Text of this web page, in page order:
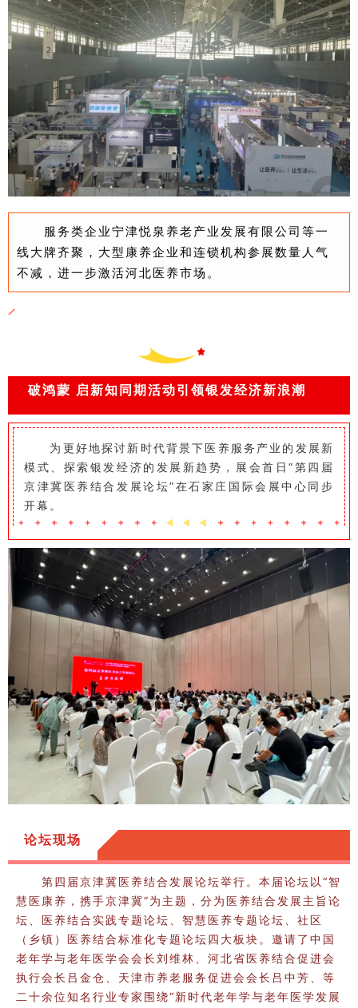
服务类企业宁津悦泉养老产业发展有限公司等一
线大牌齐聚，大型康养企业和连锁机构参展数量人气
不减，进一步激活河北医养市场。
破鸿蒙 启新知同期活动引领银发经济新浪潮
为更好地探讨新时代背景下医养服务产业的发展新
模式、探索银发经济的发展新趋势，展会首日“第四届
京津冀医养结合发展论坛”在石家庄国际会展中心同步
开幕。
论坛现场
第四届京津冀医养结合发展论坛举行。本届论坛以“智
慧医康养，携手京津冀”为主题，分为医养结合发展主旨论
坛、医养结合实践专题论坛、智慧医养专题论坛、社区
（乡镇）医养结合标准化专题论坛四大板块。邀请了中国
老年学与老年医学会会长刘维林、河北省医养结合促进会
执行会长吕金仓、天津市养老服务促进会会长吕中芳、等
二十余位知名行业专家围绕“新时代老年学与老年医学发展